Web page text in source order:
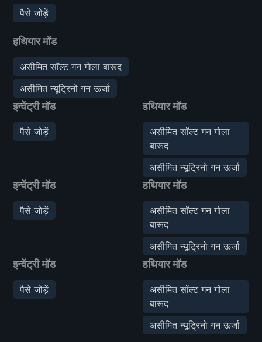
पैसे जोड़ें
हथियार मॉड
असीमित सॉल्ट गन गोला बारूद
असीमित न्यूट्रिनो गन ऊर्जा
इन्वेंट्री मॉड
पैसे जोड़ें
हथियार मॉड
असीमित सॉल्ट गन गोला
बारूद
असीमित न्यूट्रिनो गन ऊर्जा
इन्वेंट्री मॉड
पैसे जोड़ें
हथियार मॉड
असीमित सॉल्ट गन गोला
बारूद
असीमित न्यूट्रिनो गन ऊर्जा
इन्वेंट्री मॉड
पैसे जोड़ें
हथियार मॉड
असीमित सॉल्ट गन गोला
बारूद
असीमित न्यूट्रिनो गन ऊर्जा